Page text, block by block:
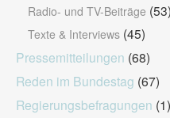
Radio- und TV-Beiträge (53)
Texte & Interviews (45)
Pressemitteilungen (68)
Reden im Bundestag (67)
Regierungsbefragungen (1)